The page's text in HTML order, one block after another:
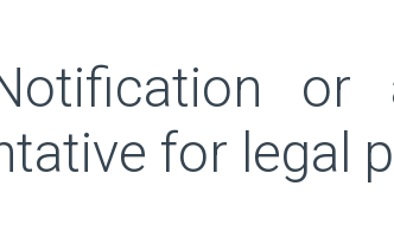
or
for legal